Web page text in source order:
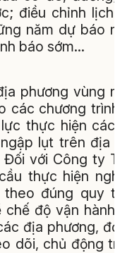
điều chỉnh lịch
năm dự báo
báo sớm…
phương vùng
các chương
thực hiện các
lụt trên địa
Đối với Công ty
thực hiện
đúng quy
độ vận
địa phương,
dõi, chủ động